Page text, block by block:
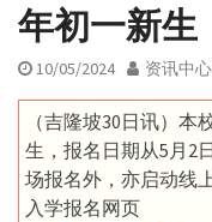
年初一新生
10/05/2024 资讯中
（吉隆坡30日讯）
生，报名日期从5月2
场报名外，亦启动线
入学报名网页